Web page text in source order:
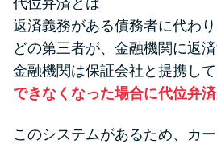
返済義務がある債務者に代わ
どの第三者が、金融機関に返済
金融機関は保証会社と提携して
できなくなった場合に代位弁
このシステムがあるため、カ